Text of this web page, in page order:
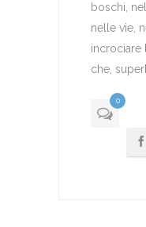
boschi,
nelle vie,
incrociare
che,
0